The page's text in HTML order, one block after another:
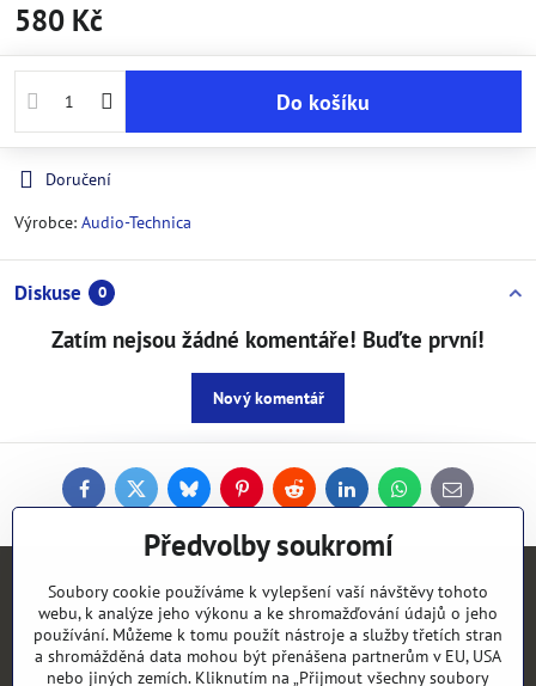
580 Kč
Do košíku
Doručení
Výrobce: Audio-Technica
Diskuse 0
Zatím nejsou žádné komentáře! Buďte první!
Nový komentář
FacebookTwitterBlueskyPinterestReddit LinkedInWhatsApp
E-
mail
Kontakty
Objednávky
Předvolby soukromí
Soubory cookie používáme k vylepšení vaší návštěvy tohoto
webu, k analýze jeho výkonu a ke shromažďování údajů o jeho
používání. Můžeme k tomu použít nástroje a služby třetích stran
a shromážděná data mohou být přenášena partnerům v EU, USA
nebo jiných zemích. Kliknutím na „Přijmout všechny soubory